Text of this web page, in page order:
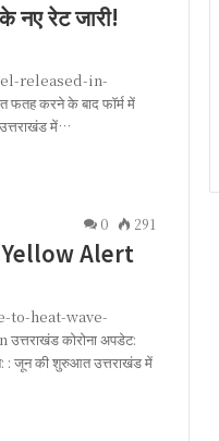
नए रेट जारी!
released-in-
करने के बाद फॉर्म में
उत्तराखंड में…
0 291
Yellow Alert
to-heat-wave-
कोरोना अपडेट:
: जून की शुरुआत उत्तराखंड में